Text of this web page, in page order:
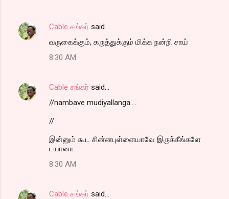
Cable சங்கர் said…
வருகைக்கும், கருத்துக்கும் மிக்க நன்றி சாய்
8:30 AM
Cable சங்கர் said…
//nambave mudiyallanga....
//
இன்னும் கூட சின்னபுள்ளையாவே இருக்கீங்களே
டயானா..
8:30 AM
Cable சங்கர் said…